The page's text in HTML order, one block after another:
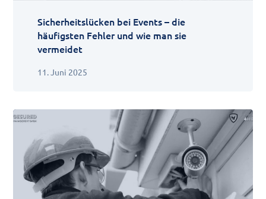
11. Juni 2025
Sicherheitslücken bei Events – die
häufigsten Fehler und wie man sie
vermeidet